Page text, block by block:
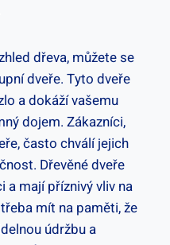
dřeva, můžete ‍se
dveře. Tyto dveře
a dokáží vašemu
dojem. Zákazníci,
často chválí jejich
Dřevěné dveře
mají⁣ příznivý vliv na
mít na ‍paměti, že⁣
údržbu a